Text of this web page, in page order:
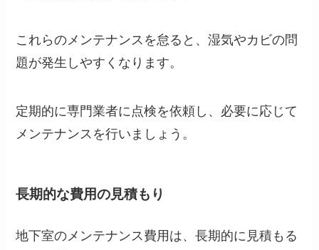
これらのメンテナンスを怠ると、湿気やカビの問
題が発生しやすくなります。
定期的に専門業者に点検を依頼し、必要に応じて
メンテナンスを行いましょう。
長期的な費用の見積もり
地下室のメンテナンス費用は、長期的に見積もる